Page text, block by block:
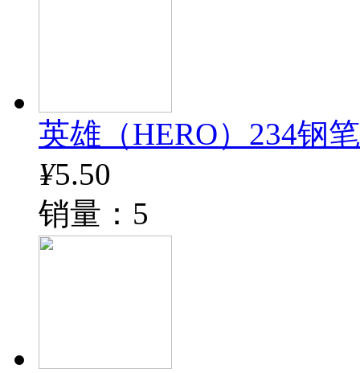
英雄（HERO）234钢
¥5.50
销量：5